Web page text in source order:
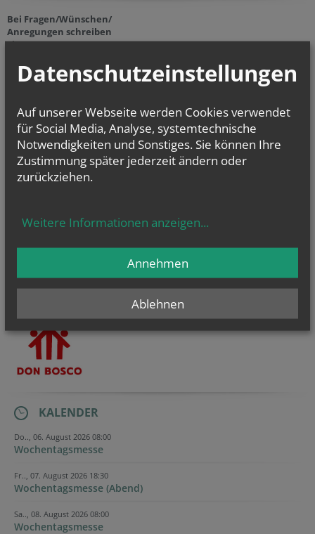
Bei Fragen/Wünschen/
Anregungen schreiben
Sie uns!
Geben Sie bitte Ihre E-Mail Adresse ein
Ich stimme derDatenverarbeitungzu. *
KALENDER
Do.., 06. August 2026 08:00
Wochentagsmesse
Fr.., 07. August 2026 18:30
Wochentagsmesse (Abend)
Sa.., 08. August 2026 08:00
Wochentagsmesse
Datenschutzeinstellungen
Auf unserer Webseite werden Cookies verwendet
für Social Media, Analyse, systemtechnische
Notwendigkeiten und Sonstiges. Sie können Ihre
Zustimmung später jederzeit ändern oder
zurückziehen.
Weitere Informationen anzeigen...
Ablehnen
Annehmen